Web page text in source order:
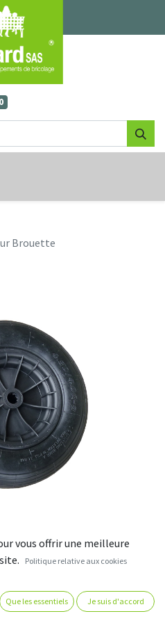
0
Brouette
noir. Bandage pneumatique à
roulements à rouleaux. Capacité
vous offrir une meilleure
Politique relative aux cookies
Que les essentiels Je suis d'accord